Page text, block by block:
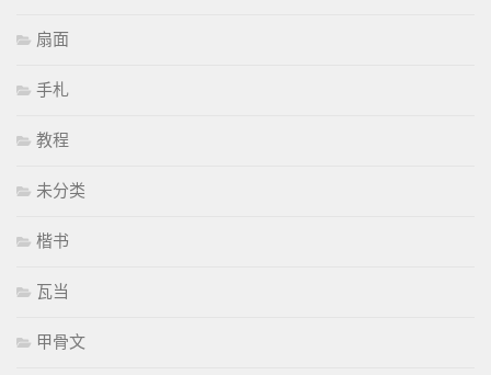
扇面
手札
教程
未分类
楷书
瓦当
甲骨文